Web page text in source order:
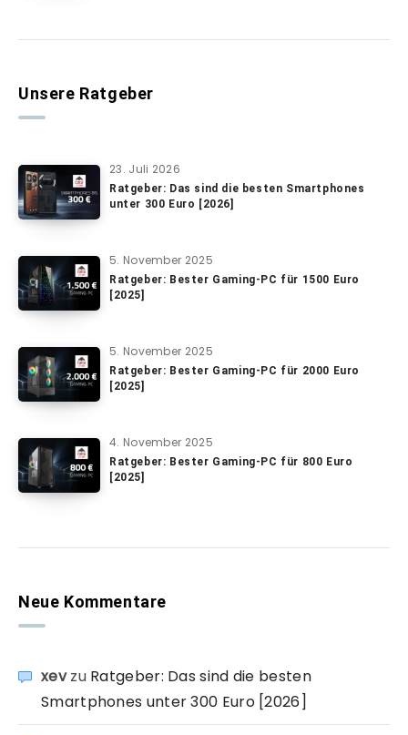
Unsere Ratgeber
23. Juli 2026
Ratgeber: Das sind die besten Smartphones
unter 300 Euro [2026]
5. November 2025
Ratgeber: Bester Gaming-PC für 1500 Euro
[2025]
5. November 2025
Ratgeber: Bester Gaming-PC für 2000 Euro
[2025]
4. November 2025
Ratgeber: Bester Gaming-PC für 800 Euro
[2025]
Neue Kommentare
xevzu Ratgeber: Das sind die besten
Smartphones unter 300 Euro [2026]